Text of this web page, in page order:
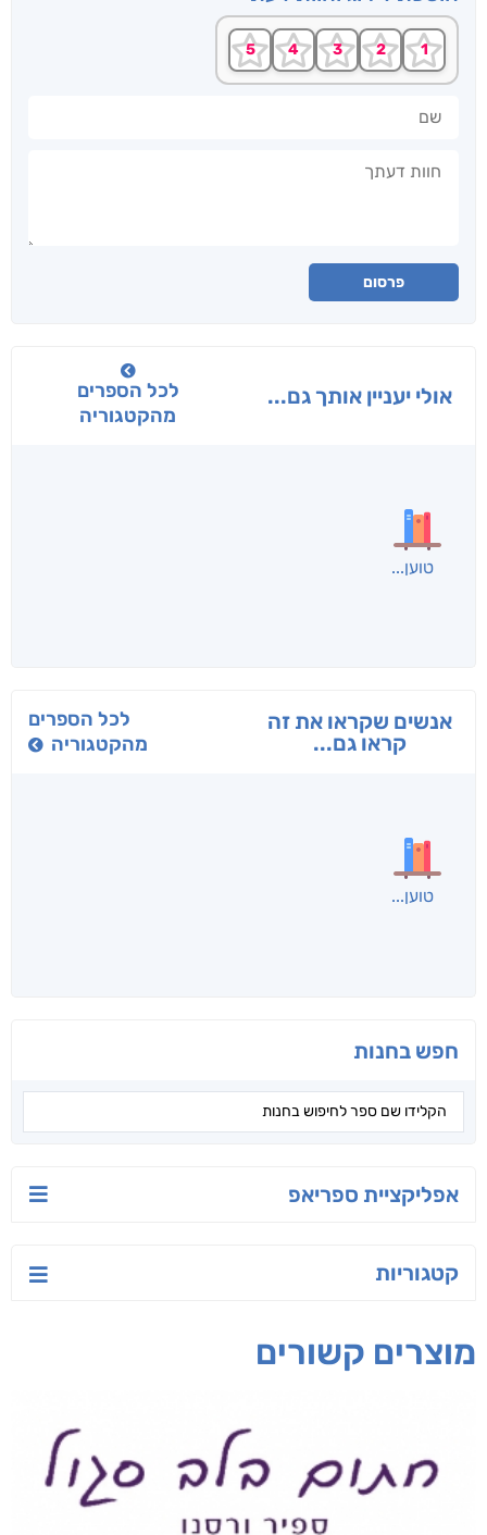
חפש בחנות
אפליקציית ספריאפ
קטגוריות
פרסום
אולי יעניין אותך גם...
לכל הספרים
מהקטגוריה
טוען
אנשים שקראו את זה
קראו גם...
לכל הספרים
מהקטגוריה
טוען
מוצרים קשורים